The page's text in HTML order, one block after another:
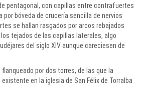
pentagonal, con capillas entre contrafuertes
por bóveda de crucería sencilla de nervios
se hallan rasgados por arcos rebajados
tejados de las capillas laterales, algo
del siglo XIV aunque careciesen de
por dos torres, de las que la
en la iglesia de San Félix de Torralba